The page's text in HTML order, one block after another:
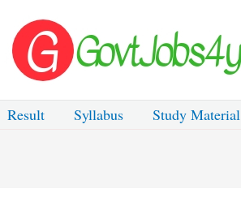
Result Syllabus Study Material